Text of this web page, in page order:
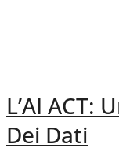
L’AI ACT:
Dei Dati